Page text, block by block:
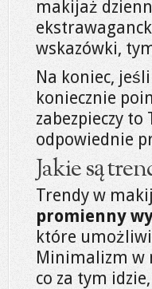
makijaż
wskazówki,
Na koniec,
koniecznie
zabezpieczy
odpowiednie
Jakie są
Trendy w
promienny
które
Minimalizm w
co za tym